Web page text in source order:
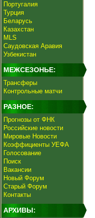
Португалия
Турция
Беларусь
Казахстан
MLS
Саудовская Аравия
Узбекистан
МЕЖСЕЗОНЬЕ:
Трансферы
Контрольные матчи
РАЗНОЕ:
Прогнозы от ФНК
Российские новости
Мировые Новости
Коэффициенты УЕФА
Голосование
Поиск
Вакансии
Новый Форум
Старый Форум
Контакты
АРХИВЫ: